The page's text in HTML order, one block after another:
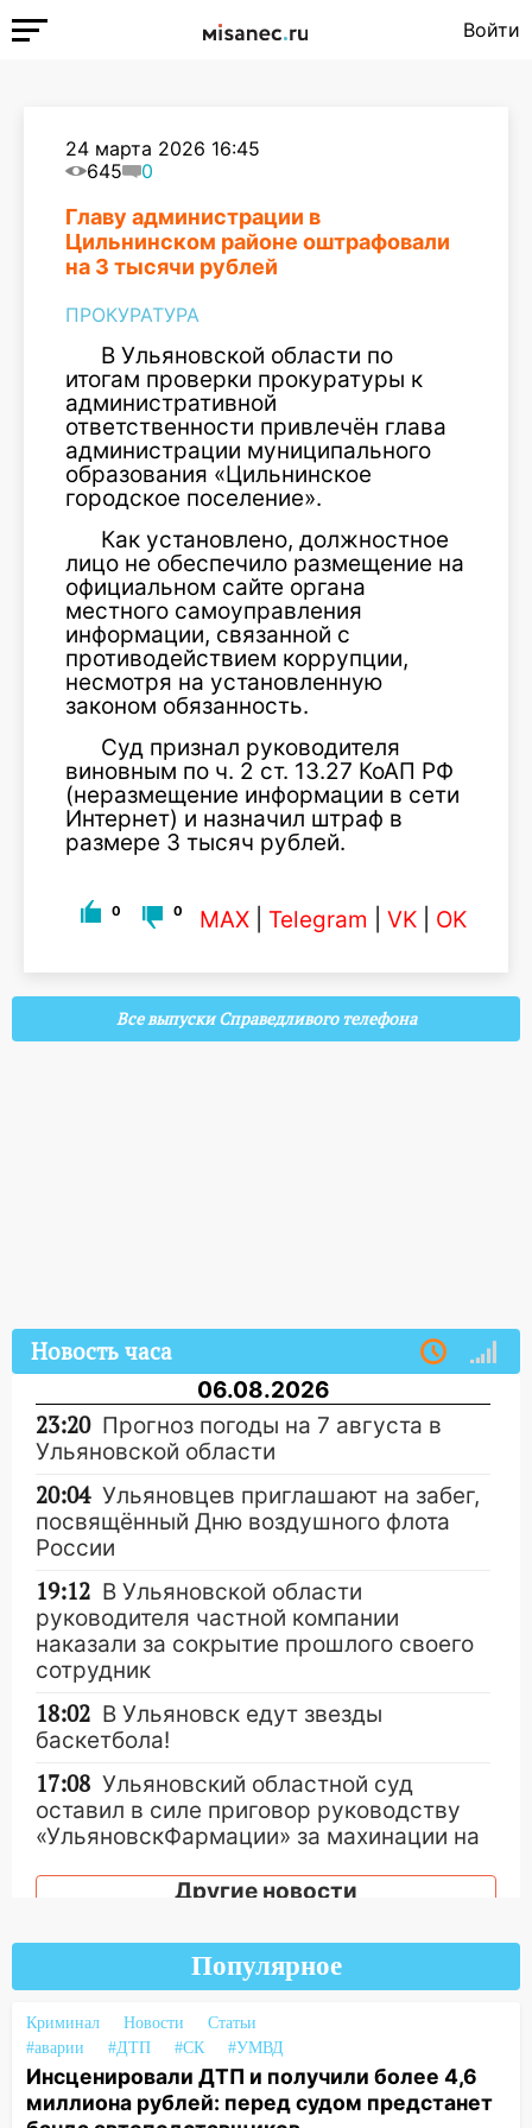
Войти
24 марта 2026 16:45
645
0
Главу администрации в
Цильнинском районе оштрафовали
на 3 тысячи рублей
ПРОКУРАТУРА
В Ульяновской области по
итогам проверки прокуратуры к
административной
ответственности привлечён глава
администрации муниципального
образования «Цильнинское
городское поселение».
Как установлено, должностное
лицо не обеспечило размещение на
официальном сайте органа
местного самоуправления
информации, связанной с
противодействием коррупции,
несмотря на установленную
законом обязанность.
Суд признал руководителя
виновным по ч. 2 ст. 13.27 КоАП РФ
(неразмещение информации в сети
Интернет) и назначил штраф в
размере 3 тысяч рублей.
0 0 MAX Telegram VK OK
Все выпуски Справедливого телефона
Новость часа
06.08.2026
23:20 Прогноз погоды на 7 августа в
Ульяновской области
20:04 Ульяновцев приглашают на забег,
посвящённый Дню воздушного флота
России
19:12 В Ульяновской области
руководителя частной компании
наказали за сокрытие прошлого своего
сотрудник
18:02 В Ульяновск едут звезды
баскетбола!
17:08 Ульяновский областной суд
оставил в силе приговор руководству
«УльяновскФармации» за махинации на
16:09
Ветераны легкой атлетики из
Чемпионате России
более 28% площадей зерновых и
зернобобовых культур
15:51 Бросила кирпич в жену брата: в
Другие новости
Популярное
Криминал Новости
Статьи
#аварии
#ДТП #СК #УМВД
Инсценировали ДТП и получили более 4,6
миллиона рублей: перед судом предстанет